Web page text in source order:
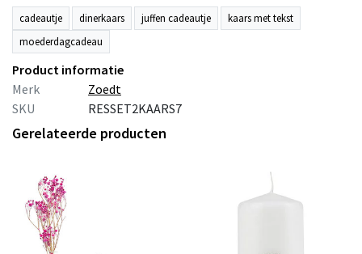
cadeautje dinerkaars juffen cadeautje
kaars met tekst
moederdagcadeau
Product informatie
Merk
Zoedt
SKU
RESSET2KAARS7
Gerelateerde producten